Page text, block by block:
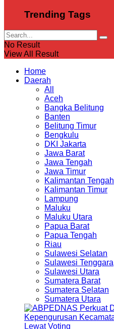
Trending Tags
No Result
View All Result
Home
Daerah
All
Aceh
Bangka Belitung
Banten
Belitung Timur
Bengkulu
DKI Jakarta
Jawa Barat
Jawa Tengah
Jawa Timur
Kalimantan Tengah
Kalimantan Timur
Lampung
Maluku
Maluku Utara
Papua Barat
Papua Tengah
Riau
Sulawesi Selatan
Sulawesi Tenggara
Sulawesi Utara
Sumatera Barat
Sumatera Selatan
Sumatera Utara